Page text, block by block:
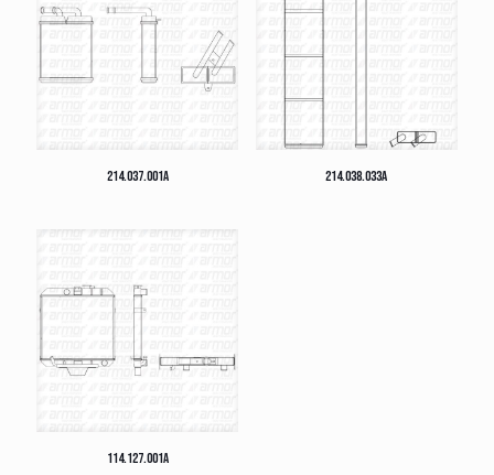
214.037.001A 214.038.033A
114.127.001A